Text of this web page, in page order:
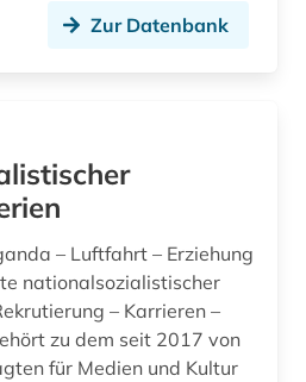
Zur Datenbank
– Luftfahrt – Erziehung
nationalsozialistischer
– Karrieren –
zu dem seit 2017 von
für Medien und Kultur